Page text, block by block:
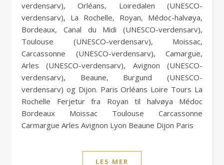
verdensarv), Orléans, Loiredalen (UNESCO-
verdensarv), La Rochelle, Royan, Médoc-halvøya,
Bordeaux, Canal du Midi (UNESCO-verdensarv),
Toulouse (UNESCO-verdensarv), Moissac,
Carcassonne (UNESCO-verdensarv), Camargue,
Arles (UNESCO-verdensarv), Avignon (UNESCO-
verdensarv), Beaune, Burgund (UNESCO-
verdensarv) og Dijon. Paris Orléans Loire Tours La
Rochelle Ferjetur fra Royan til halvøya Médoc
Bordeaux Moissac Toulouse Carcassonne
Carmargue Arles Avignon Lyon Beaune Dijon Paris
LES MER